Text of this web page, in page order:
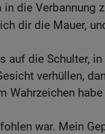
die Verbannung
dir die Mauer,
auf die Schulter,
verhüllen,
Wahrzeichen
war. Mein